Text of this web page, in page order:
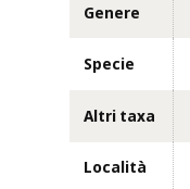
Genere
Specie
Altri taxa
Località